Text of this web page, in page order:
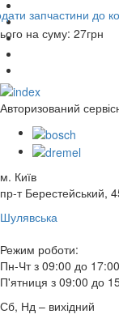
запчастини до
на суму: 27грн
Авторизований
м. Київ
пр-т Берестейський,
Шулявська
Режим роботи:
Пн-Чт з 09:00 до 17:00
П'ятниця з 09:00 до
Сб, Нд – вихідний